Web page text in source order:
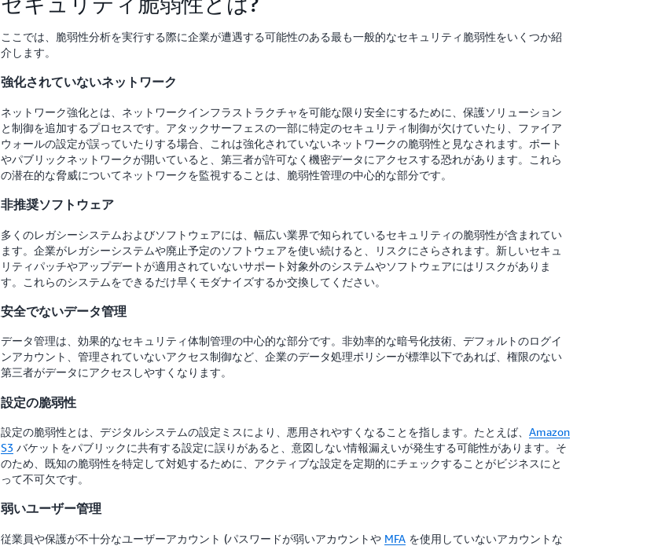
ここでは、脆弱性分析を実行する際に企業が遭遇する可能性のある最も一般的なセキュリティ脆弱性をいくつか紹
介します。
強化されていないネットワーク
ネットワーク強化とは、ネットワークインフラストラクチャを可能な限り安全にするために、保護ソリューション
と制御を追加するプロセスです。アタックサーフェスの一部に特定のセキュリティ制御が欠けていたり、ファイア
ウォールの設定が誤っていたりする場合、これは強化されていないネットワークの脆弱性と見なされます。ポート
やパブリックネットワークが開いていると、第三者が許可なく機密データにアクセスする恐れがあります。これら
の潜在的な脅威についてネットワークを監視することは、脆弱性管理の中心的な部分です。
非推奨ソフトウェア
多くのレガシーシステムおよびソフトウェアには、幅広い業界で知られているセキュリティの脆弱性が含まれてい
ます。企業がレガシーシステムや廃止予定のソフトウェアを使い続けると、リスクにさらされます。新しいセキュ
リティパッチやアップデートが適用されていないサポート対象外のシステムやソフトウェアにはリスクがありま
す。これらのシステムをできるだけ早くモダナイズするか交換してください。
安全でないデータ管理
データ管理は、効果的なセキュリティ体制管理の中心的な部分です。非効率的な暗号化技術、デフォルトのログイ
ンアカウント、管理されていないアクセス制御など、企業のデータ処理ポリシーが標準以下であれば、権限のない
第三者がデータにアクセスしやすくなります。
設定の脆弱性
設定の脆弱性とは、デジタルシステムの設定ミスにより、悪用されやすくなることを指します。たとえば、 Amazon
S3 バケットをパブリックに共有する設定に誤りがあると、意図しない情報漏えいが発生する可能性があります。そ
のため、既知の脆弱性を特定して対処するために、アクティブな設定を定期的にチェックすることがビジネスにと
って不可欠です。
弱いユーザー管理
従業員や保護が不十分なユーザーアカウント (パスワードが弱いアカウントや MFAを使用していないアカウントな